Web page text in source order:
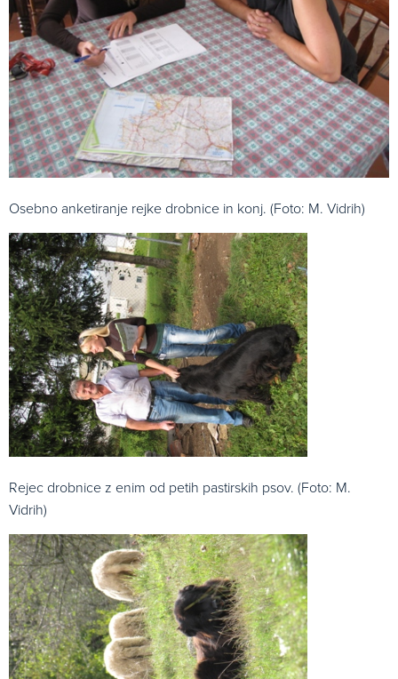
Osebno anketiranje rejke drobnice in konj. (Foto: M. Vidrih)
Rejec drobnice z enim od petih pastirskih psov. (Foto: M.
Vidrih)